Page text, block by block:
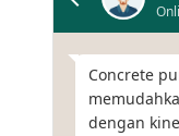
Concrete
dengan